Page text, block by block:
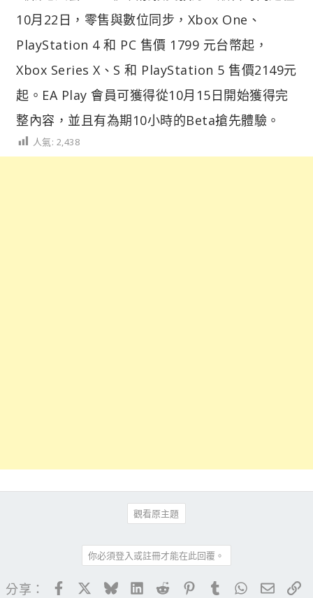
10月22日，零售與數位同步，Xbox One、
PlayStation 4 和 PC 售價 1799 元台幣起，
Xbox Series X、S 和 PlayStation 5 售價2149元
起。EA Play 會員可獲得從10月15日開始獲得完
整內容，並且有為期10小時的Beta搶先體驗。
人氣: 2,438
觀看原主題
你必須登入或註冊才能在此回覆。
分享： FacebookBlueskyLinkedIn
Reddit PinterestTumblrWhatsApp
電子